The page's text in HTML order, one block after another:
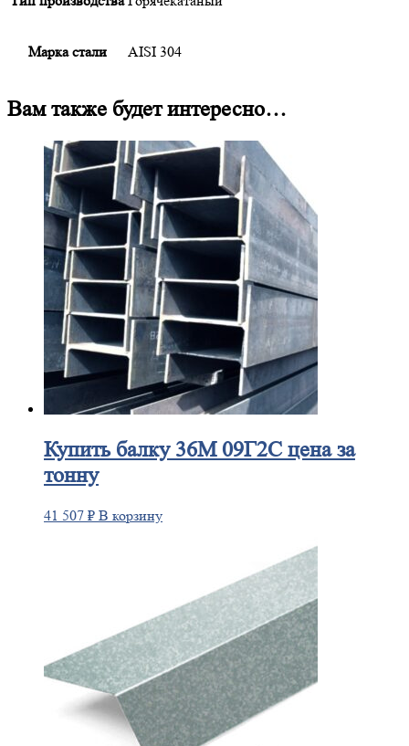
Марка стали AISI 304
Вам также будет интересно…
Купитьбалку 36М 09Г2С цена за
тонну
41 507 ₽ В корзину